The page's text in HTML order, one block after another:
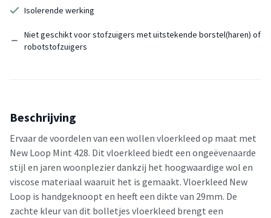
Isolerende werking
Niet geschikt voor stofzuigers met uitstekende borstel(haren) of
robotstofzuigers
Beschrijving
Ervaar de voordelen van een wollen vloerkleed op maat met
New Loop Mint 428. Dit vloerkleed biedt een ongeëvenaarde
stijl en jaren woonplezier dankzij het hoogwaardige wol en
viscose materiaal waaruit het is gemaakt. Vloerkleed New
Loop is handgeknoopt en heeft een dikte van 29mm. De
zachte kleur van dit bolletjes vloerkleed brengt een